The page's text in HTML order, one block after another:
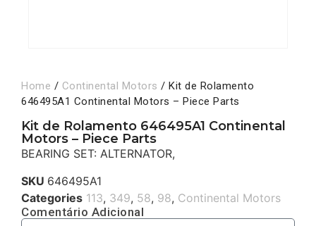
Home / Continental Motors / Kit de Rolamento
646495A1 Continental Motors – Piece Parts
Kit de Rolamento 646495A1 Continental
Motors – Piece Parts
BEARING SET: ALTERNATOR,
SKU 646495A1
Categories 113, 349, 58, 98, Continental Motors
Comentário Adicional